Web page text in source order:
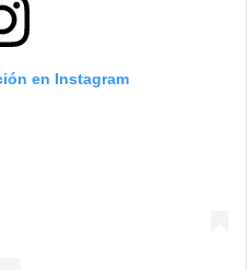
en Instagram